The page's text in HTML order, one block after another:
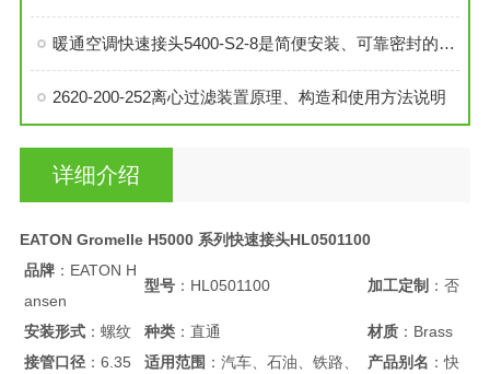
暖通空调快速接头5400-S2-8是简便安装、可靠密封的理想选择
2620-200-252离心过滤装置原理、构造和使用方法说明
详细介绍
EATON Gromelle H5000 系列快速接头HL0501100
品牌：EATON H
ansen
型号：HL0501100 加工定制：否
安装形式：螺纹 种类：直通 材质：Brass
接管口径：6.35
适用范围 ：汽车、石油、铁路、
产品别名 ：快